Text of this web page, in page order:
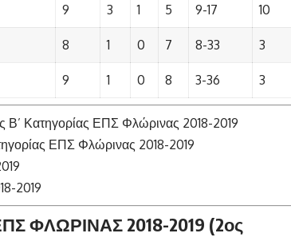
9 3 1 5 9-17 10
8 1 0 7 8-33 3
9 1 0 8 3-36 3
Κατηγορίας ΕΠΣ Φλώρινας 2018-2019
ΕΠΣ Φλώρινας 2018-2019
2019
ΦΛΩΡΙΝΑΣ 2018-2019 (2ος